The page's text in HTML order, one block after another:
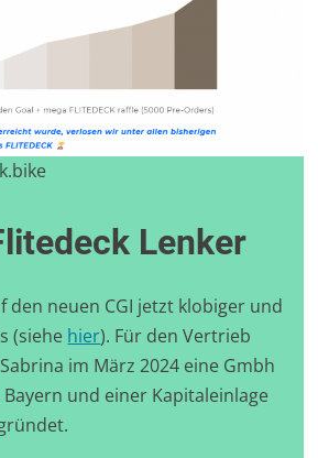
Lenker
den neuen CGI jetzt klobiger und
(siehe hier). Für den Vertrieb
im März 2024 eine Gmbh
Bayern und einer Kapitaleinlage